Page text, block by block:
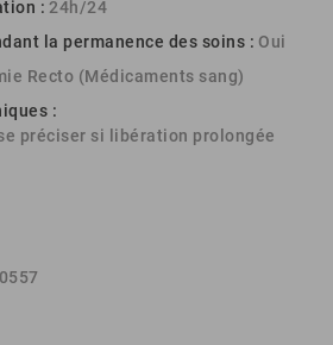
: 24h/24
la permanence des soins : Oui
Recto (Médicaments sang)
:
préciser si libération prolongée